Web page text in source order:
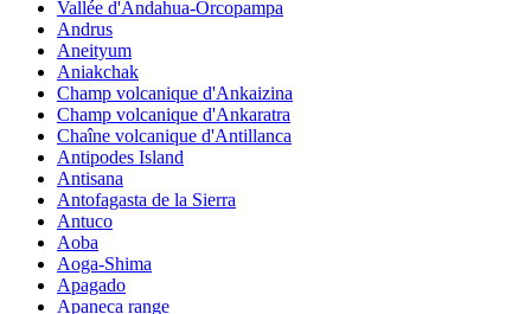
Vallée d'Andahua-Orcopampa
Andrus
Aneityum
Aniakchak
Champ volcanique d'Ankaizina
Champ volcanique d'Ankaratra
Chaîne volcanique d'Antillanca
Antipodes Island
Antisana
Antofagasta de la Sierra
Antuco
Aoba
Aoga-Shima
Apagado
Apaneca range